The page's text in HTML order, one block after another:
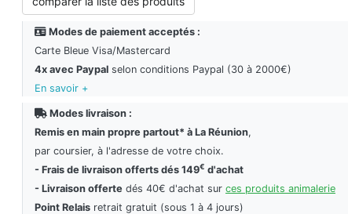
Modes de paiement acceptés :
Carte Bleue Visa/Mastercard
4x avec Paypal selon conditions Paypal (30 à 2000€)
En savoir +
Modes livraison :
Remis en main propre partout* à La Réunion,
par coursier, à l'adresse de votre choix.
- Frais de livraison offerts dés 149€ d'achat
- Livraison offerte dés 40€ d'achat sur ces produits animalerie
Point Relais retrait gratuit (sous 1 à 4 jours)